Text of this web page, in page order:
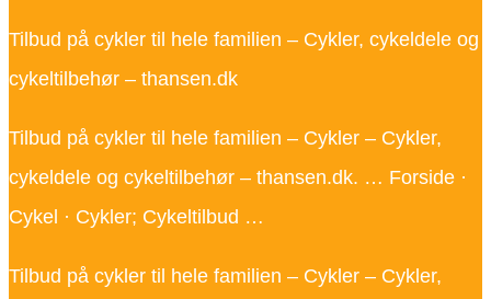
Tilbud på cykler til hele familien – Cykler, cykeldele og
cykeltilbehør – thansen.dk
Tilbud på cykler til hele familien – Cykler – Cykler,
cykeldele og cykeltilbehør – thansen.dk. … Forside ·
Cykel · Cykler; Cykeltilbud …
Tilbud på cykler til hele familien – Cykler – Cykler,